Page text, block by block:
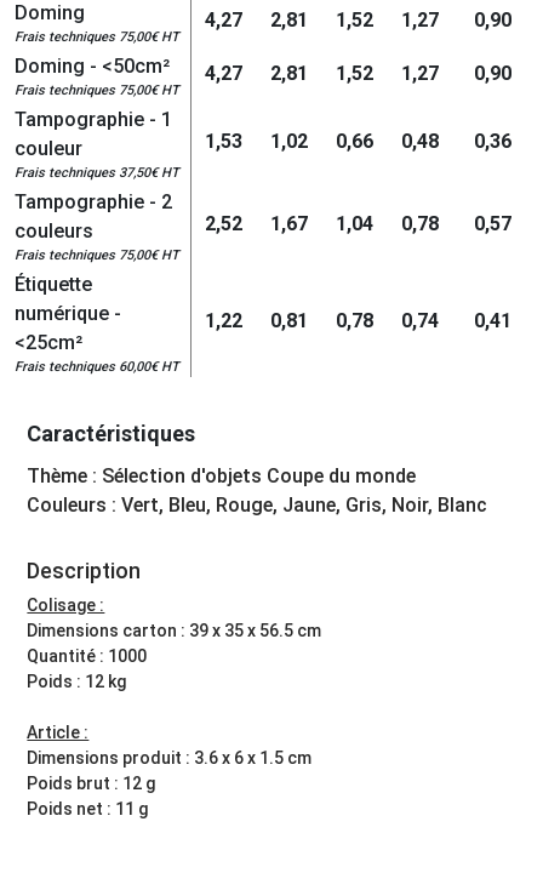
Doming
Frais techniques 75,00€ HT
4,27 2,81 1,52 1,27
0,90
Doming - <50cm²
Frais techniques 75,00€ HT
4,27 2,81 1,52 1,27
0,90
Tampographie - 1
couleur
Frais techniques 37,50€ HT
1,53 1,02 0,66 0,48 0,36
Tampographie - 2
couleurs
Frais techniques 75,00€ HT
2,52 1,67 1,04 0,78 0,57
Étiquette
numérique -
<25cm²
Frais techniques 60,00€ HT
1,22 0,81 0,78 0,74 0,41
Caractéristiques
Thème : Sélection d'objets Coupe du monde
Couleurs : Vert, Bleu, Rouge, Jaune, Gris, Noir, Blanc
Description
Colisage :
Dimensions carton : 39 x 35 x 56.5 cm
Quantité : 1000
Poids : 12 kg
Article :
Dimensions produit : 3.6 x 6 x 1.5 cm
Poids brut : 12 g
Poids net : 11 g